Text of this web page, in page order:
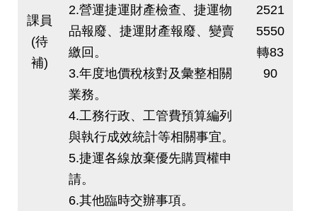
課員
(待
補)
2.營運捷運財產檢查、捷運物
品報廢、捷運財產報廢、變賣
繳回。
3.年度地價稅核對及彙整相關
業務。
4.工務行政、工管費預算編列
與執行成效統計等相關事宜。
5.捷運各線放棄優先購買權申
請。
6.其他臨時交辦事項。
2521
5550
轉83
90